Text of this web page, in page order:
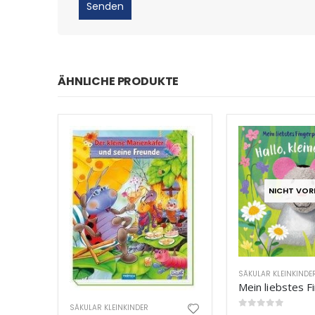
ÄHNLICHE PRODUKTE
SÄKULAR KLEINKINDER
NICHT
SÄKULAR